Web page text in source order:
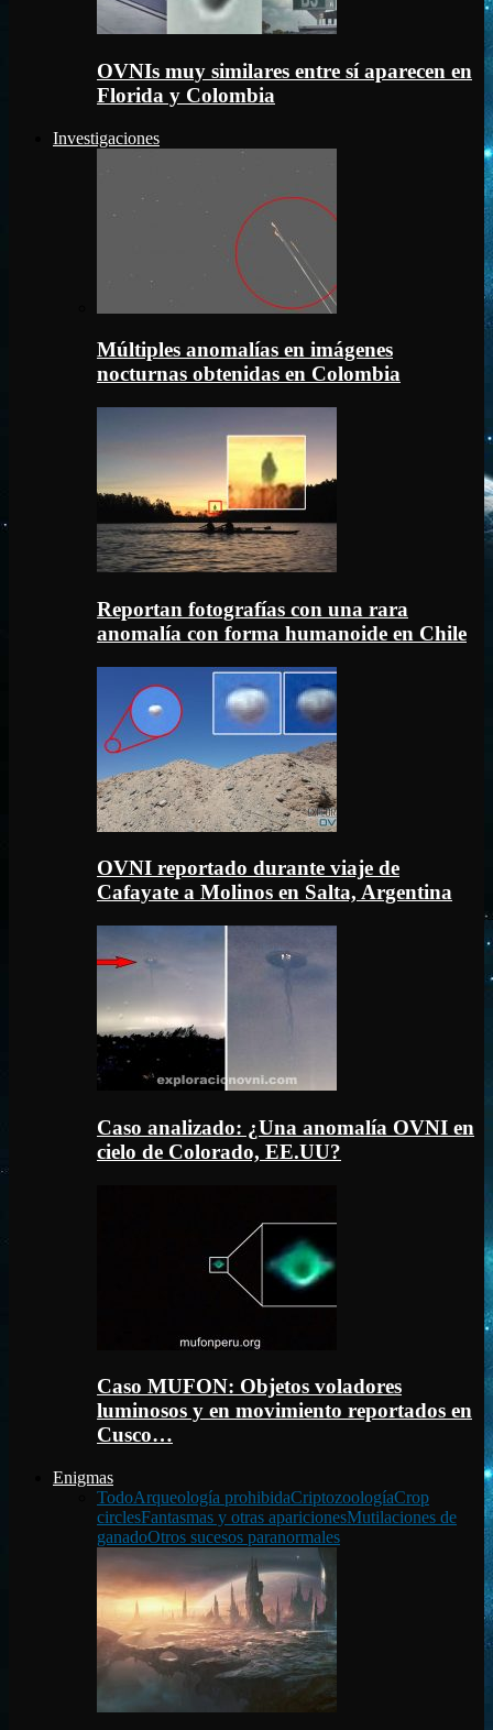
OVNIs muy similares entre sí aparecen en
Florida y Colombia
Investigaciones
Múltiples anomalías en imágenes
nocturnas obtenidas en Colombia
Reportan fotografías con una rara
anomalía con forma humanoide en Chile
OVNI reportado durante viaje de
Cafayate a Molinos en Salta, Argentina
Caso analizado: ¿Una anomalía OVNI en
cielo de Colorado, EE.UU?
Caso MUFON: Objetos voladores
luminosos y en movimiento reportados en
Cusco…
Enigmas
TodoArqueología prohibidaCriptozoologíaCrop
circlesFantasmas y otras aparicionesMutilaciones de
ganadoOtros sucesos paranormales